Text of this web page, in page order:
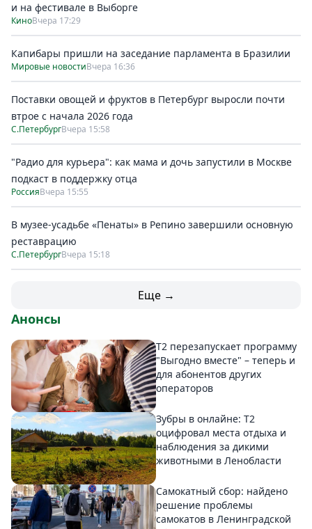
и на фестивале в Выборге
КиноВчера 17:29
Капибары пришли на заседание парламента в Бразилии
Мировые новостиВчера 16:36
Поставки овощей и фруктов в Петербург выросли почти
втрое с начала 2026 года
С.ПетербургВчера 15:58
"Радио для курьера": как мама и дочь запустили в Москве
подкаст в поддержку отца
РоссияВчера 15:55
В музее-усадьбе «Пенаты» в Репино завершили основную
реставрацию
С.ПетербургВчера 15:18
Еще →
Анонсы
Т2 перезапускает программу
"Выгодно вместе" – теперь и
для абонентов других
операторов
Зубры в онлайне: Т2
оцифровал места отдыха и
наблюдения за дикими
животными в Ленобласти
Самокатный сбор: найдено
решение проблемы
самокатов в Ленинградской